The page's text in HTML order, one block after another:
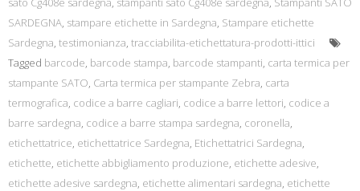
SARDEGNA, stampare etichette in Sardegna, Stampare etichette
Sardegna, testimonianza, tracciabilita-etichettatura-prodotti-ittici
Tagged barcode, barcode stampa, barcode stampanti, carta termica per
stampante SATO, Carta termica per stampante Zebra, carta
termografica, codice a barre cagliari, codice a barre lettori, codice a
barre sardegna, codice a barre stampa sardegna, coronella,
etichettatrice, etichettatrice Sardegna, Etichettatrici Sardegna,
etichette, etichette abbigliamento produzione, etichette adesive,
etichette adesive sardegna, etichette alimentari sardegna, etichette